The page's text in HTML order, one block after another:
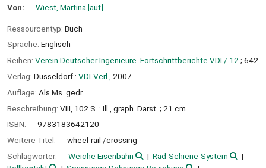
Von: Wiest, Martina [aut]
Ressourcentyp: Buch
Sprache: Englisch
Reihen: Verein Deutscher Ingenieure. Fortschrittberichte VDI / 12 ; 642
Verlag: Düsseldorf : VDI-Verl.,
2007
Auflage: Als Ms. gedr
Beschreibung: VIII, 102 S. : Ill., graph. Darst. ; 21 cm
ISBN:
9783183642120
Weitere Titel:
wheel-rail /crossing
Schlagwörter:
Weiche Eisenbahn
Rad-Schiene-System